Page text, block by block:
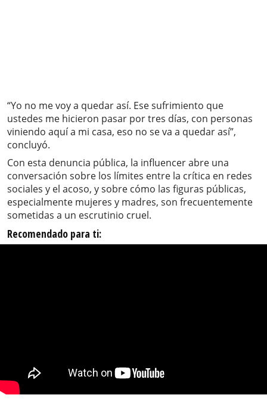
“Yo no me voy a quedar así. Ese sufrimiento que
ustedes me hicieron pasar por tres días, con personas
viniendo aquí a mi casa, eso no se va a quedar así”,
concluyó.
Con esta denuncia pública, la influencer abre una
conversación sobre los límites entre la crítica en redes
sociales y el acoso, y sobre cómo las figuras públicas,
especialmente mujeres y madres, son frecuentemente
sometidas a un escrutinio cruel.
Recomendado para ti: